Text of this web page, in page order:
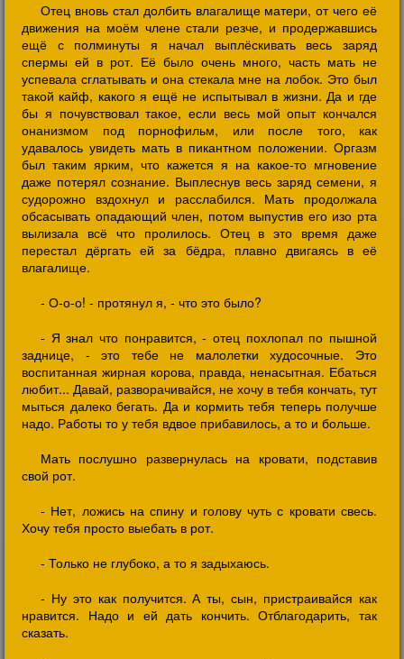
Отец вновь стал долбить влагалище матери, от чего её
движения на моём члене стали резче, и продержавшись
ещё с полминуты я начал выплёскивать весь заряд
спермы ей в рот. Её было очень много, часть мать не
успевала сглатывать и она стекала мне на лобок. Это был
такой кайф, какого я ещё не испытывал в жизни. Да и где
бы я почувствовал такое, если весь мой опыт кончался
онанизмом под порнофильм, или после того, как
удавалось увидеть мать в пикантном положении. Оргазм
был таким ярким, что кажется я на какое-то мгновение
даже потерял сознание. Выплеснув весь заряд семени, я
судорожно вздохнул и расслабился. Мать продолжала
обсасывать опадающий член, потом выпустив его изо рта
вылизала всё что пролилось. Отец в это время даже
перестал дёргать ей за бёдра, плавно двигаясь в её
влагалище.
- О-о-о! - протянул я, - что это было?
- Я знал что понравится, - отец похлопал по пышной
заднице, - это тебе не малолетки худосочные. Это
воспитанная жирная корова, правда, ненасытная. Ебаться
любит... Давай, разворачивайся, не хочу в тебя кончать, тут
мыться далеко бегать. Да и кормить тебя теперь получше
надо. Работы то у тебя вдвое прибавилось, а то и больше.
Мать послушно развернулась на кровати, подставив
свой рот.
- Нет, ложись на спину и голову чуть с кровати свесь.
Хочу тебя просто выебать в рот.
- Только не глубоко, а то я задыхаюсь.
- Ну это как получится. А ты, сын, пристраивайся как
нравится. Надо и ей дать кончить. Отблагодарить, так
сказать.